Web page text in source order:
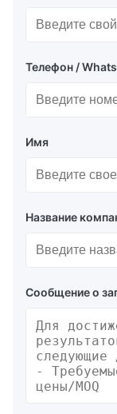
Телефон /
Имя
Название
Сообщение о